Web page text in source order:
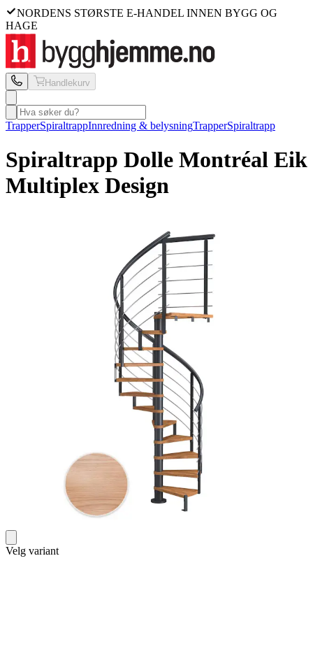
NORDENS STØRSTE E-HANDEL INNEN BYGG OG
HAGE
Handlekurv
TrapperSpiraltrappInnredning & belysningTrapperSpiraltrapp
Spiraltrapp Dolle Montréal Eik
Multiplex Design
Velg variant